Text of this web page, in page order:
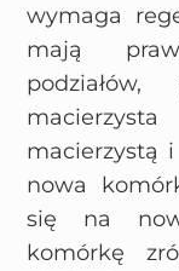
wymaga
mają
macierzystą
nowa
się na
komórkę